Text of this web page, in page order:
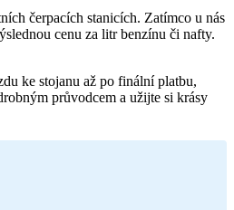
čerpacích stanicích. Zatímco u nás
cenu za litr benzínu či nafty.
ke stojanu až po finální platbu,
průvodcem a užijte si krásy